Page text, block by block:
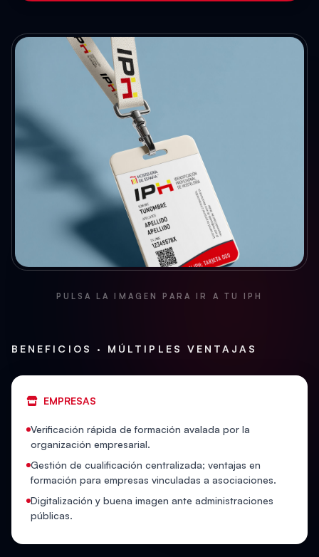
PULSA LA IMAGEN PARA IR A TU IPH
BENEFICIOS · MÚLTIPLES VENTAJAS
EMPRESAS
Verificación rápida de formación avalada por la
organización empresarial.
Gestión de cualificación centralizada; ventajas en
formación para empresas vinculadas a asociaciones.
Digitalización y buena imagen ante administraciones
públicas.